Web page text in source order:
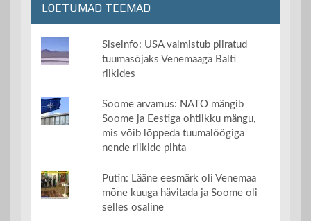
LOETUMAD TEEMAD
Siseinfo: USA valmistub piiratud
tuumasõjaks Venemaaga Balti
riikides
Soome arvamus: NATO mängib
Soome ja Eestiga ohtlikku mängu,
mis võib lõppeda tuumalöögiga
nende riikide pihta
Putin: Lääne eesmärk oli Venemaa
mõne kuuga hävitada ja Soome oli
selles osaline